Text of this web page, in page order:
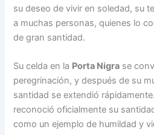
su deseo de vivir en soledad, su
a muchas personas, quienes lo
de gran santidad.
Su celda en la Porta Nigra se
peregrinación, y después de su
santidad se extendió
reconoció oficialmente su
como un ejemplo de humildad y